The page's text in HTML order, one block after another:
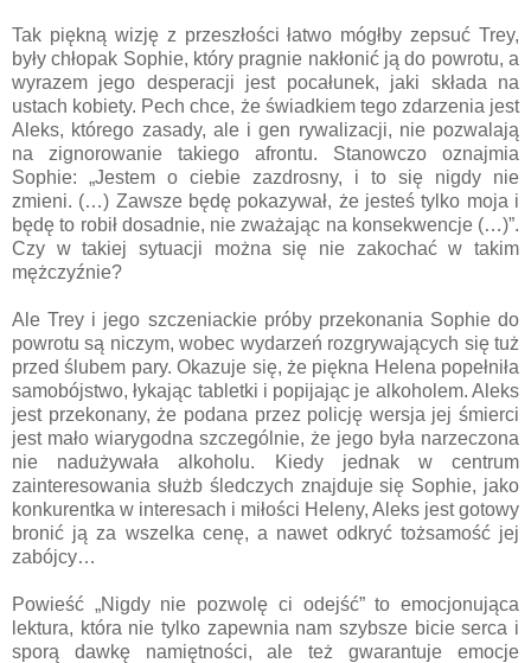
Tak piękną wizję z przeszłości łatwo mógłby zepsuć Trey,
były chłopak Sophie, który pragnie nakłonić ją do powrotu, a
wyrazem jego desperacji jest pocałunek, jaki składa na
ustach kobiety. Pech chce, że świadkiem tego zdarzenia jest
Aleks, którego zasady, ale i gen rywalizacji, nie pozwalają
na zignorowanie takiego afrontu. Stanowczo oznajmia
Sophie: „Jestem o ciebie zazdrosny, i to się nigdy nie
zmieni. (…) Zawsze będę pokazywał, że jesteś tylko moja i
będę to robił dosadnie, nie zważając na konsekwencje (…)”.
Czy w takiej sytuacji można się nie zakochać w takim
mężczyźnie?
Ale Trey i jego szczeniackie próby przekonania Sophie do
powrotu są niczym, wobec wydarzeń rozgrywających się tuż
przed ślubem pary. Okazuje się, że piękna Helena popełniła
samobójstwo, łykając tabletki i popijając je alkoholem. Aleks
jest przekonany, że podana przez policję wersja jej śmierci
jest mało wiarygodna szczególnie, że jego była narzeczona
nie nadużywała alkoholu. Kiedy jednak w centrum
zainteresowania służb śledczych znajduje się Sophie, jako
konkurentka w interesach i miłości Heleny, Aleks jest gotowy
bronić ją za wszelka cenę, a nawet odkryć tożsamość jej
zabójcy…
Powieść „Nigdy nie pozwolę ci odejść” to emocjonująca
lektura, która nie tylko zapewnia nam szybsze bicie serca i
sporą dawkę namiętności, ale też gwarantuje emocje